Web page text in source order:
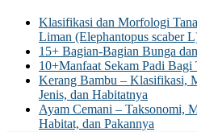
Klasifikasi dan Morfologi
Liman (Elephantopus scaber
15+ Bagian-Bagian Bunga
10+Manfaat Sekam Padi Bagi
Kerang Bambu – Klasifikasi,
Jenis, dan Habitatnya
Ayam Cemani – Taksonomi,
Habitat, dan Pakannya